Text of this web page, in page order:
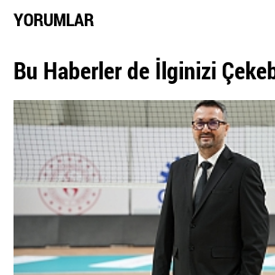
YORUMLAR
Bu Haberler de İlginizi